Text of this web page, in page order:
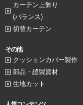
カーテン上飾り
(バランス)
切替カーテン
その他
クッションカバー製作
部品・縫製資材
生地カット